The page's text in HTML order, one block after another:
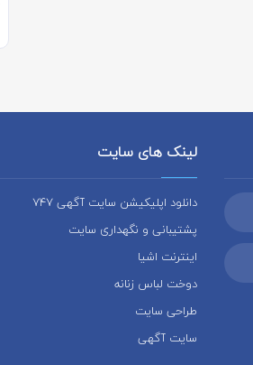
لینک های سایت
دانلود اپلیکیشن سایت آگهی 747
پشتیبانی و نگهداری سایت
اینترنت اشیا
دوخت لباس زنانه
طراحی سایت
سایت آگهی